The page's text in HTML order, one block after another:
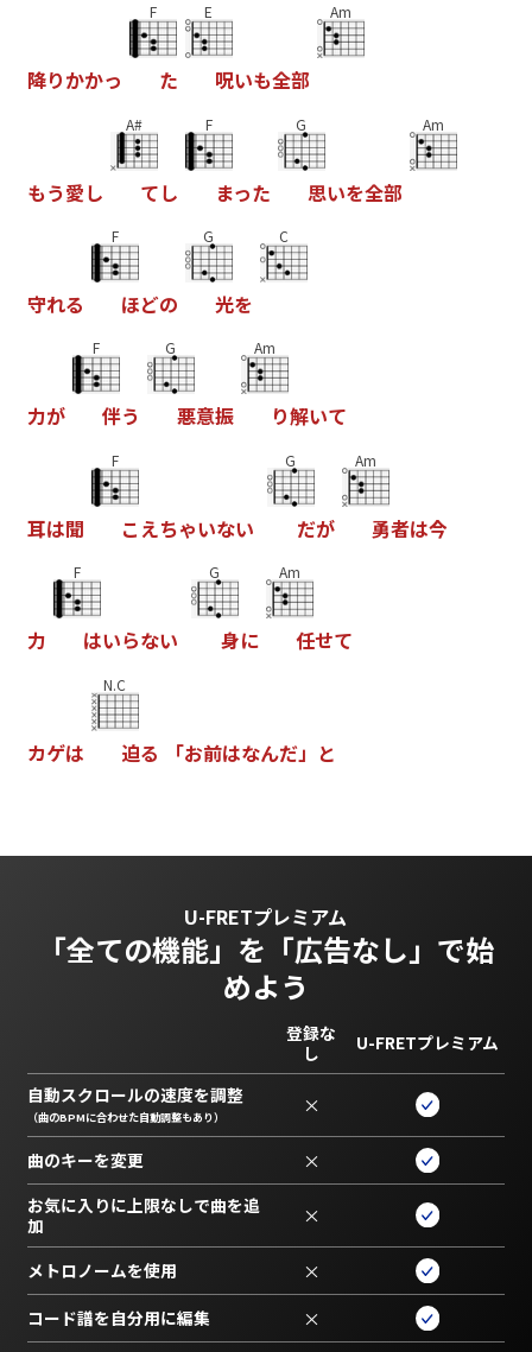
降りかかっ
F
た
E
呪いも全部
Am
もう愛し
A#
てし
F
まった
G
思いを全部
Am
守れる
F
ほどの
G
光を
C
力が
F
伴う
G
悪意振
Am
り解いて
耳は聞
F
こえちゃいない
G
だが
Am
勇者は今
力
F
はいらない
G
身に
Am
任せて
カゲは
N.C
迫る 「お前はなんだ」 と
U-FRETプレミアム
「全ての機能」を 「広告なし」で始
めよう
登録な
し
U-FRETプレミアム
自動スクロールの速度を調整
（曲のBPMに合わせた自動調整もあり） ×
曲のキーを変更 ×
お気に入りに上限なしで曲を追
加
×
メトロノームを使用 ×
コード譜を自分用に編集 ×